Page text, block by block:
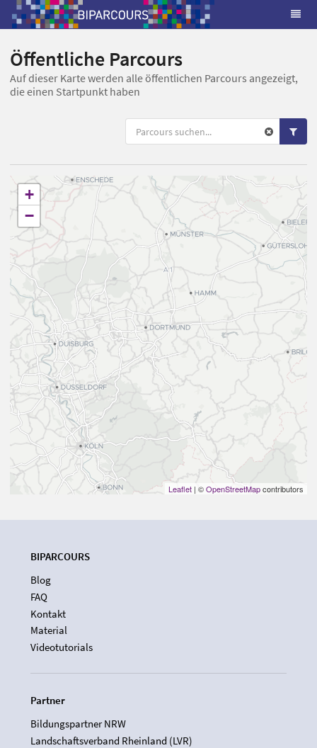
Öffentliche Parcours
Auf dieser Karte werden alle öffentlichen Parcours angezeigt,
die einen Startpunkt haben
+
−
Leaflet | ©OpenStreetMapcontributors
BIPARCOURS
Blog
FAQ
Kontakt
Material
Videotutorials
Partner
Bildungspartner NRW
Landschaftsverband Rheinland (LVR)